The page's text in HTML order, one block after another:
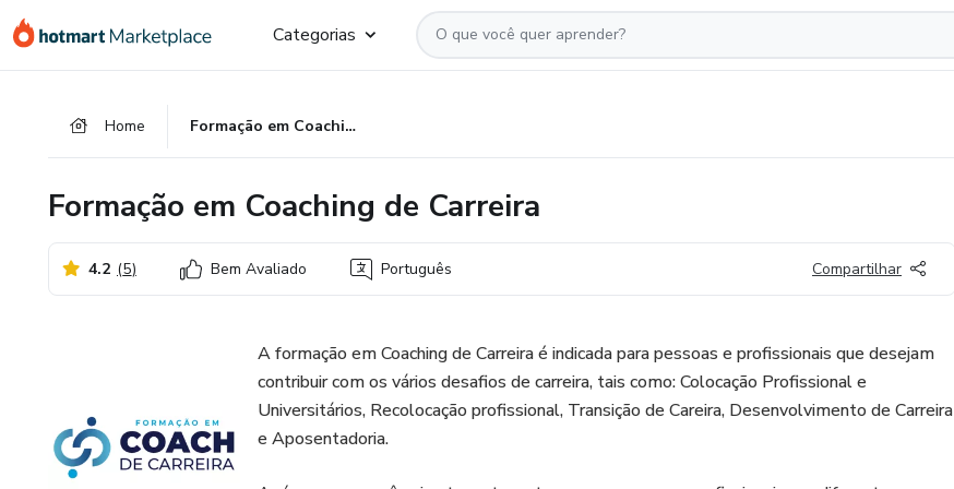
para
para
para
Categorias
Home Formação em Coaching de Carreira
Formação em Coaching de Carreira
4.2 (5) Bem Avaliado Português Compartilhar
A formação em Coaching de Carreira é indicada para pessoas e profissionais que desejam
contribuir com os vários desafios de carreira, tais como: Colocação Profissional e
Universitários, Recolocação profissional, Transição de Careira, Desenvolvimento de Carreira
e Aposentadoria.